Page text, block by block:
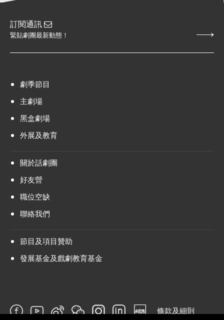
訂閱通訊
緊貼劇團最新動態！
劇季節目
主劇場
黑盒劇場
外展及教育
關於話劇團
好友營
職位空缺
聯絡我們
節目及項目贊助
發展基金及戲劇教育基金
條款及細則